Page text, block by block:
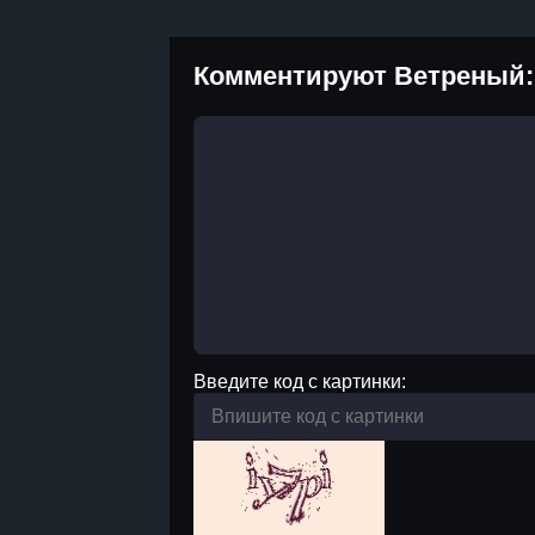
Комментируют Ветреный:
Введите код с картинки: